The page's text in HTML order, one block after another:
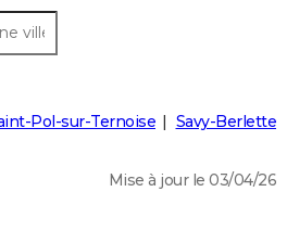
Pol-sur-Ternoise
Savy-Berlette
Mise à jour le 03/04/26